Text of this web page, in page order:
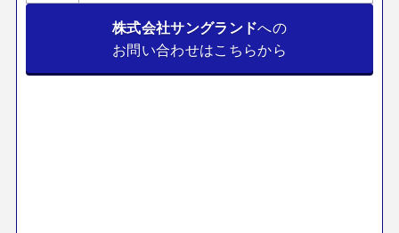
株式会社サングランドへの
お問い合わせはこちらから